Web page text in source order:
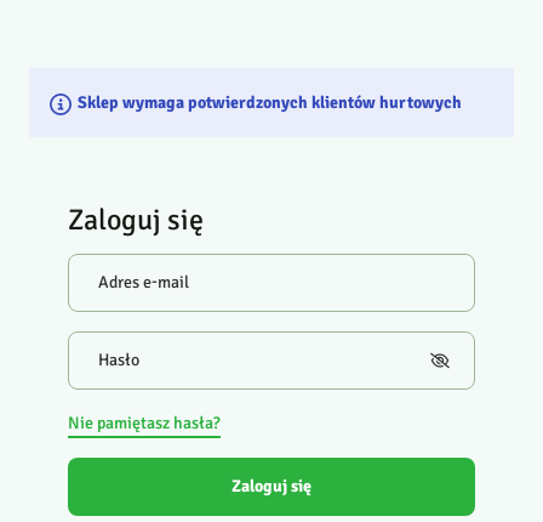
Sklep wymaga potwierdzonych klientów hurtowych
Zaloguj się
Adres e-mail
Hasło
Nie pamiętasz hasła?
Zaloguj się